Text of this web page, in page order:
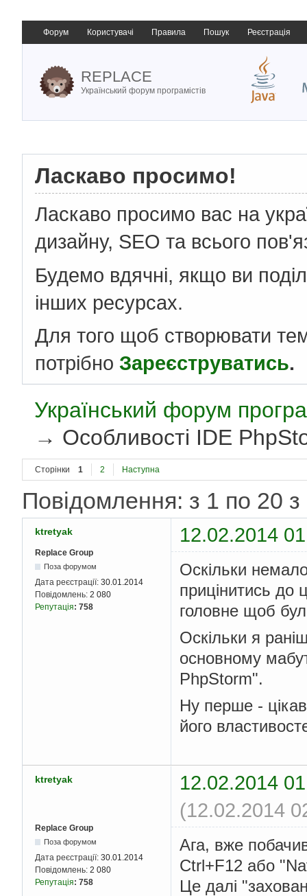
Форум Користувачі Правила Пошук Реєстрація
REPLACE
Український форум програмістів
Ласкаво просимо!
Ласкаво просимо вас на
дизайну, SEO та всього
Будемо вдячні, якщо ви
інших ресурсах.
Для того щоб створювати
потрібно Зареєструватись.
Український форум
→ Особливості IDE
Сторінки 1 2 Наступна
Повідомлення: з 1 по 20 з
ktretyak 12.02.2014
Replace Group
Поза форумом
Дата реєстрації: 30.01.2014
Повідомлень: 2 080
Репутація: 758
Оскільки
прицінитись до
головне щоб
Оскільки я
основному
PhpStorm".
Ну перше -
його
ktretyak
12.02.2014
(12.02.2014
Replace Group
Поза форумом
Дата реєстрації: 30.01.2014
Повідомлень: 2 080
Репутація: 758
Ага, вже
Ctrl+F12 або
Це далі